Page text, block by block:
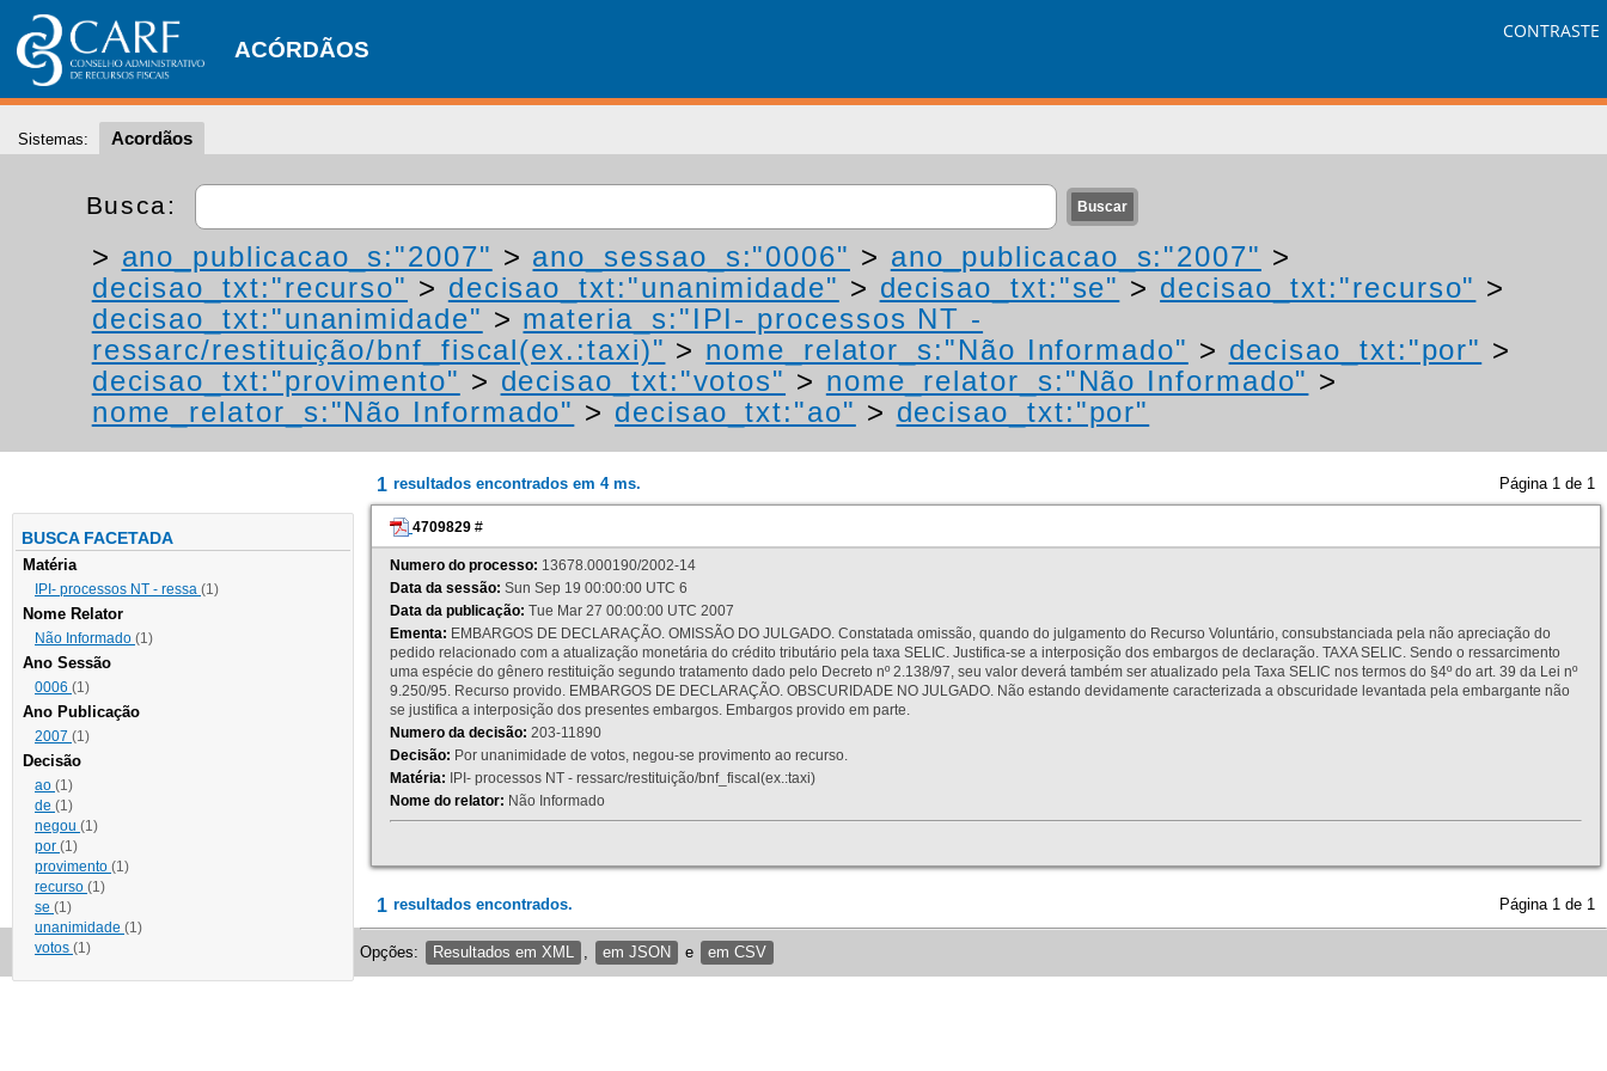
ACÓRDÃOS
CONTRASTE
Sistemas: Acordãos
Busca:
> ano_publicacao_s:"2007" > ano_sessao_s:"0006" > ano_publicacao_s:"2007" >
decisao_txt:"recurso" > decisao_txt:"unanimidade" > decisao_txt:"se" > decisao_txt:"recurso" >
decisao_txt:"unanimidade" > materia_s:"IPI- processos NT -
ressarc/restituição/bnf_fiscal(ex.:taxi)" > nome_relator_s:"Não Informado" > decisao_txt:"por" >
decisao_txt:"provimento" > decisao_txt:"votos" > nome_relator_s:"Não Informado" >
nome_relator_s:"Não Informado" > decisao_txt:"ao" > decisao_txt:"por"
BUSCA FACETADA
Matéria
IPI- processos NT - ressa (1)
Nome Relator
Não Informado (1)
Ano Sessão
0006 (1)
Ano Publicação
2007 (1)
Decisão
ao (1)
de (1)
negou (1)
por (1)
provimento (1)
recurso (1)
se (1)
unanimidade (1)
votos (1)
1 resultados encontrados em 4 ms. Página 1 de 1
4709829 #
Numero do processo: 13678.000190/2002-14
Data da sessão: Sun Sep 19 00:00:00 UTC 6
Data da publicação: Tue Mar 27 00:00:00 UTC 2007
Ementa: EMBARGOS DE DECLARAÇÃO. OMISSÃO DO JULGADO. Constatada omissão, quando do julgamento do Recurso Voluntário, consubstanciada pela não apreciação do
pedido relacionado com a atualização monetária do crédito tributário pela taxa SELIC. Justifica-se a interposição dos embargos de declaração. TAXA SELIC. Sendo o ressarcimento
uma espécie do gênero restituição segundo tratamento dado pelo Decreto nº 2.138/97, seu valor deverá também ser atualizado pela Taxa SELIC nos termos do §4º do art. 39 da Lei nº
9.250/95. Recurso provido. EMBARGOS DE DECLARAÇÃO. OBSCURIDADE NO JULGADO. Não estando devidamente caracterizada a obscuridade levantada pela embargante não
se justifica a interposição dos presentes embargos. Embargos provido em parte.
Numero da decisão: 203-11890
Decisão: Por unanimidade de votos, negou-se provimento ao recurso.
Matéria: IPI- processos NT - ressarc/restituição/bnf_fiscal(ex.:taxi)
Nome do relator: Não Informado
1 resultados encontrados. Página 1 de 1
Opções: Resultados em XML em JSON e em CSV